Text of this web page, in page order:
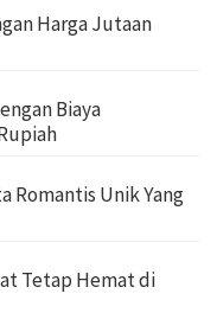
Harga Jutaan
Biaya
Romantis Unik Yang
Tetap Hemat di